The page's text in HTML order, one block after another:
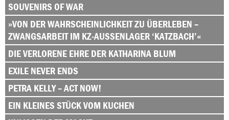
SOUVENIRS OF WAR
»VON DER WAHRSCHEINLICHKEIT ZU ÜBERLEBEN –
ZWANGSARBEIT IM KZ-AUSSENLAGER ‘KATZBACH’«
DIE VERLORENE EHRE DER KATHARINA BLUM
EXILE NEVER ENDS
PETRA KELLY – ACT NOW!
EIN KLEINES STÜCK VOM KUCHEN